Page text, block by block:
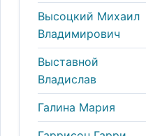
Высоцкий Михаил
Владимирович
Выставной
Владислав
Галина Мария